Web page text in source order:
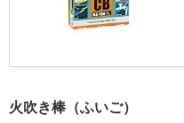
火吹き棒（ふいご）